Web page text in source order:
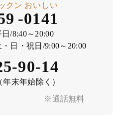
※通話無料
クン
-0141
おいしい
日/8:40～20:00
・日・祝日/9:00～20:00
90-14
末年始除く）